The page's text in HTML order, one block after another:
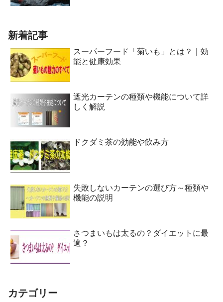
新着記事
スーパーフード「菊いも」とは？｜効
能と健康効果
遮光カーテンの種類や機能について詳
しく解説
ドクダミ茶の効能や飲み方
失敗しないカーテンの選び方～種類や
機能の説明
さつまいもは太るの？ダイエットに最
適？
カテゴリー